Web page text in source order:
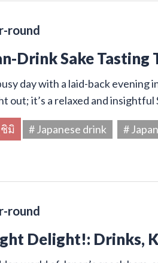
round
Drink Sake Tasting
day with a laid-back evening
out; it’s a relaxed and
มิ # Japanese drink #
round
Delight!: Drinks,